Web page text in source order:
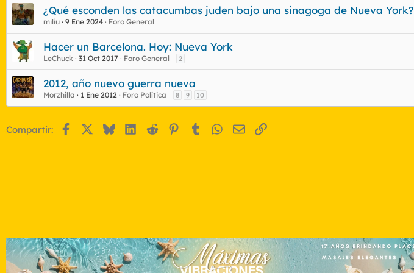
¿Qué esconden las catacumbas juden bajo una sinagoga de Nueva York?
miliu 9 Ene 2024 Foro General
Hacer un Barcelona. Hoy: Nueva York
LeChuck 31 Oct 2017 Foro General 2
2012, año nuevo guerra nueva
Morzhilla 1 Ene 2012 Foro Política 8 9 10
Compartir: FacebookBlueskyLinkedIn
Reddit Pinterest
Tumblr WhatsApp
EmailEnlace